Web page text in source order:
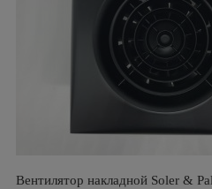
Вентилятор накладной Soler &